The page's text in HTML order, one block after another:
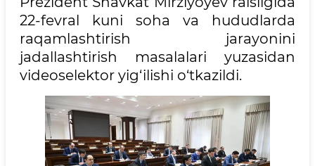
22-fevral kuni soha va hududlarda
raqamlashtirish jarayonini
jadallashtirish masalalari yuzasidan
videoselektor yig‘ilishi o‘tkazildi.